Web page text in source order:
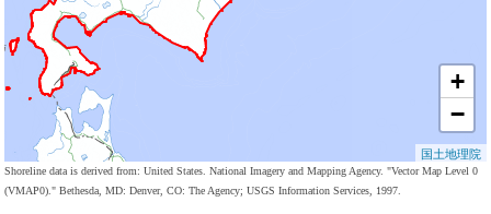
+
−
国土地理院
Shoreline data is derived from: United States. National Imagery and Mapping Agency. "Vector Map Level 0
(VMAP0)." Bethesda, MD: Denver, CO: The Agency; USGS Information Services, 1997.